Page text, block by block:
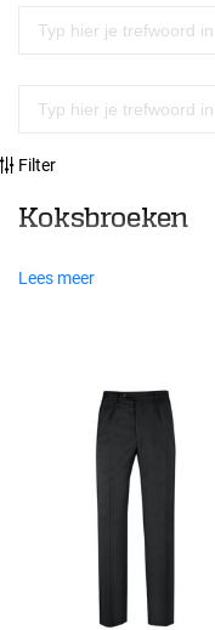
Filter
Koksbroeken
Lees meer